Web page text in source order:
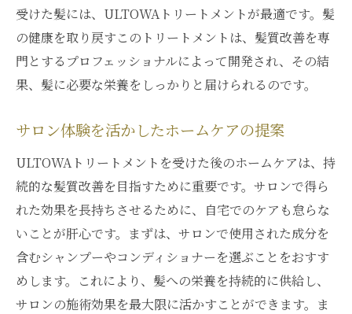
受けた髪には、ULTOWAトリートメントが最適です。髪
の健康を取り戻すこのトリートメントは、髪質改善を専
門とするプロフェッショナルによって開発され、その結
果、髪に必要な栄養をしっかりと届けられるのです。
サロン体験を活かしたホームケアの提案
ULTOWAトリートメントを受けた後のホームケアは、持
続的な髪質改善を目指すために重要です。サロンで得ら
れた効果を長持ちさせるために、自宅でのケアも怠らな
いことが肝心です。まずは、サロンで使用された成分を
含むシャンプーやコンディショナーを選ぶことをおすす
めします。これにより、髪への栄養を持続的に供給し、
サロンの施術効果を最大限に活かすことができます。ま